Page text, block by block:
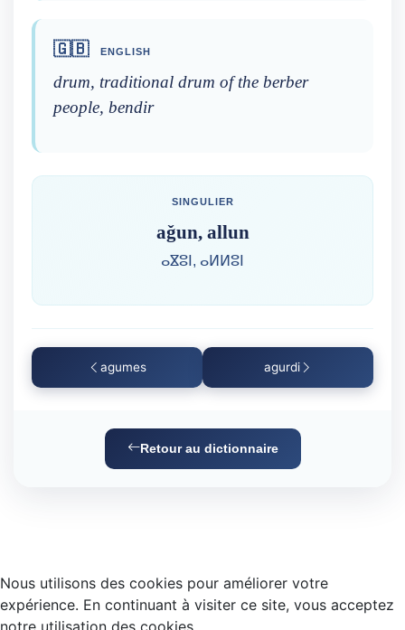
🇬🇧 ENGLISH
drum, traditional drum of the berber
people, bendir
SINGULIER
aǧun, allun
ⴰⴵⵓⵏ, ⴰⵍⵍⵓⵏ
agumes agurdi
Retour au dictionnaire
Nous utilisons des cookies pour améliorer votre
expérience. En continuant à visiter ce site, vous acceptez
notre utilisation des cookies.